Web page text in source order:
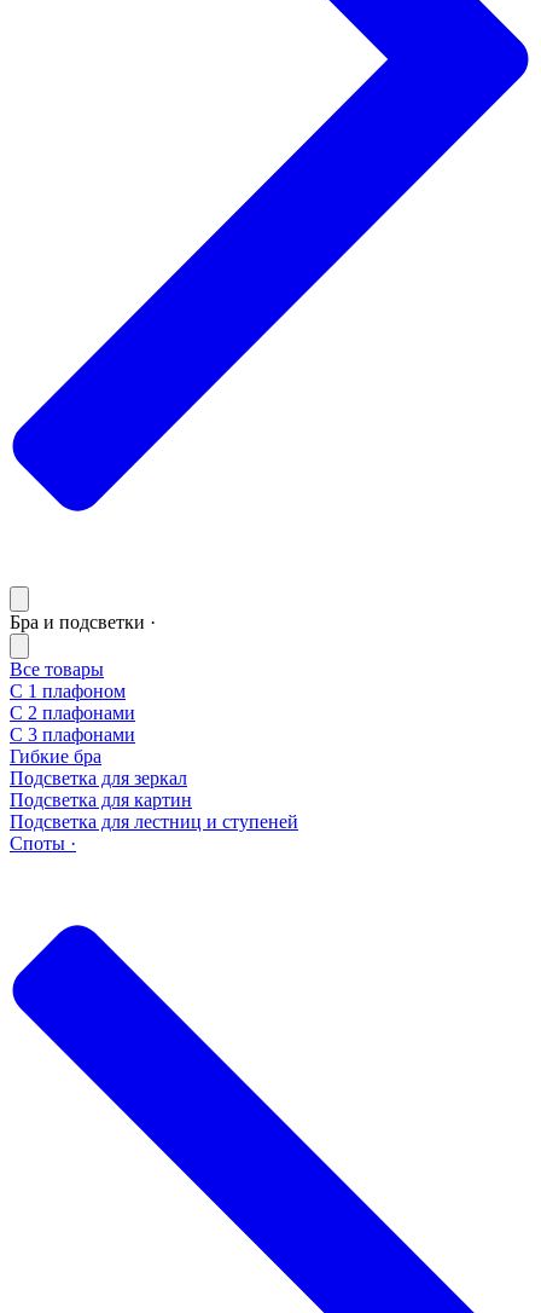
Бра и подсветки ·
Все товары
С 1 плафоном
С 2 плафонами
С 3 плафонами
Гибкие бра
Подсветка для зеркал
Подсветка для картин
Подсветка для лестниц и ступеней
Споты ·